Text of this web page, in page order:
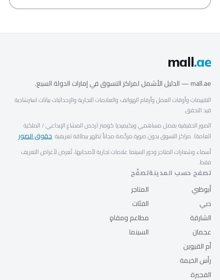
mall.ae
mall.ae — الدليل الأشمل لمراكز التسوق في إمارات الدولة السبع.
التقييمات وأوقات العمل وأرقام الهواتف والعلامات التجارية والإحداثيات بيانات استرشادية
قيد التحقق.
الصور الحقيقية بفضل مساهمي ويكيميديا كومنز (رخص المشاع الإبداعي / الملكية
العامة). مراكز التسوق بدون صورة مرخّصة مجاناً تظهر ببطاقة تعريفية.حقوق الصور
أسماء وشعارات المتاجر ودور السينما علامات تجارية لأصحابها، تُعرض لأغراض التعريف
فقط.
تصفح حسب المدينة
أبوظبي
دبي
الشارقة
عجمان
أم القيوين
رأس الخيمة
الفجيرة
تصفّح
المتاجر
الفئات
مطاعم ومقاهٍ
السينما